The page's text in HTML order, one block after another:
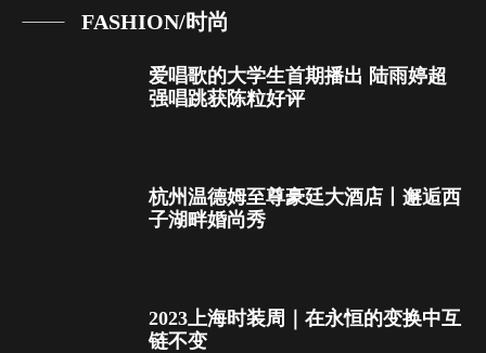
FASHION/时尚
爱唱歌的大学生首期播出 陆雨婷超
强唱跳获陈粒好评
杭州温德姆至尊豪廷大酒店丨邂逅西
子湖畔婚尚秀
2023上海时装周｜在永恒的变换中互
链不变